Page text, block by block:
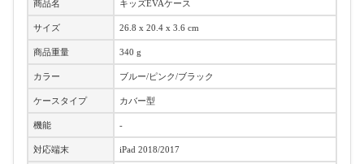
商品名 キッズEVAケース
サイズ 26.8 x 20.4 x 3.6 cm
商品重量 340 g
カラー ブルー/ピンク/ブラック
ケースタイプ カバー型
機能 -
対応端末 iPad 2018/2017